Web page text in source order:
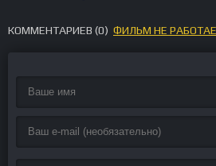
КОММЕНТАРИЕВ (0) ФИЛЬМ НЕ